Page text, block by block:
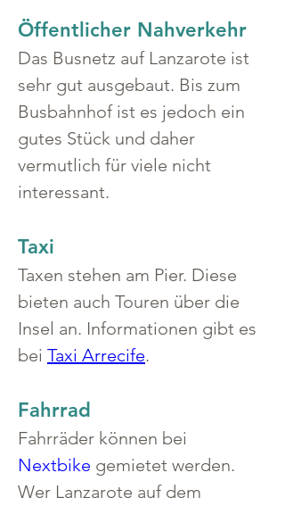
Öffentlicher Nahverkehr
Das Busnetz auf Lanzarote ist
sehr gut ausgebaut. Bis zum
Busbahnhof ist es jedoch ein
gutes Stück und daher
vermutlich für viele nicht
interessant.
Taxi
Taxen stehen am Pier. Diese
bieten auch Touren über die
Insel an. Informationen gibt es
bei Taxi Arrecife.
Fahrrad
Fahrräder können bei
Nextbike gemietet werden.
Wer Lanzarote auf dem